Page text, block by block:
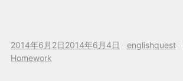
投
稿
2014年6月2日2014年6月4日
作
englishquest
Homework